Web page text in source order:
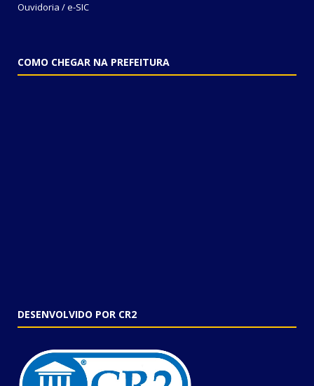
Ouvidoria /e-SIC
COMO CHEGAR NA PREFEITURA
DESENVOLVIDO POR CR2